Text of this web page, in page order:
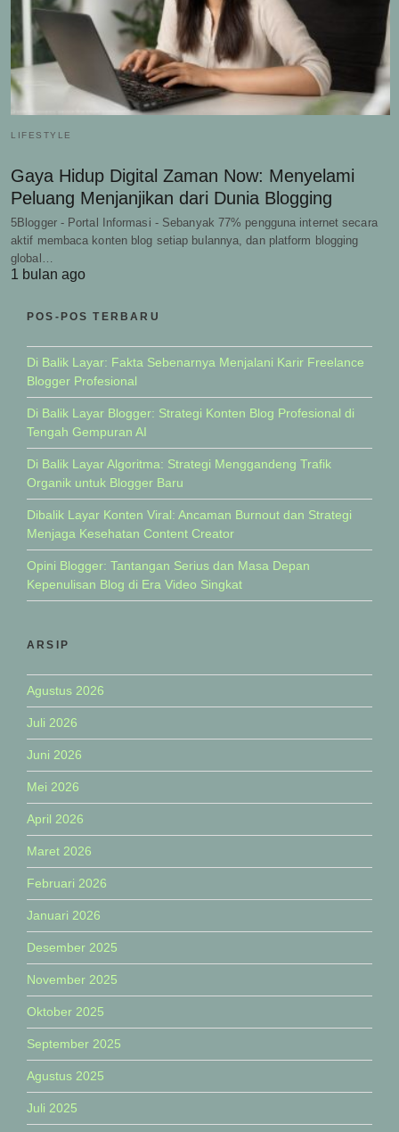
LIFESTYLE
Gaya Hidup Digital Zaman Now: Menyelami
Peluang Menjanjikan dari Dunia Blogging
5Blogger - Portal Informasi - Sebanyak 77% pengguna internet secara
aktif membaca konten blog setiap bulannya, dan platform blogging
global…
1 bulan ago
POS-POS TERBARU
Di Balik Layar: Fakta Sebenarnya Menjalani Karir Freelance
Blogger Profesional
Di Balik Layar Blogger: Strategi Konten Blog Profesional di
Tengah Gempuran AI
Di Balik Layar Algoritma: Strategi Menggandeng Trafik
Organik untuk Blogger Baru
Dibalik Layar Konten Viral: Ancaman Burnout dan Strategi
Menjaga Kesehatan Content Creator
Opini Blogger: Tantangan Serius dan Masa Depan
Kepenulisan Blog di Era Video Singkat
ARSIP
Agustus 2026
Juli 2026
Juni 2026
Mei 2026
April 2026
Maret 2026
Februari 2026
Januari 2026
Desember 2025
November 2025
Oktober 2025
September 2025
Agustus 2025
Juli 2025